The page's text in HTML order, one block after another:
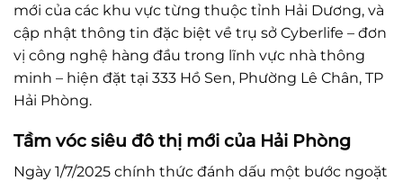
mới của các khu vực từng thuộc tỉnh Hải Dương, và
cập nhật thông tin đặc biệt về trụ sở Cyberlife – đơn
vị công nghệ hàng đầu trong lĩnh vực nhà thông
minh – hiện đặt tại 333 Hồ Sen, Phường Lê Chân, TP
Hải Phòng.
Tầm vóc siêu đô thị mới của Hải Phòng
Ngày 1/7/2025 chính thức đánh dấu một bước ngoặt